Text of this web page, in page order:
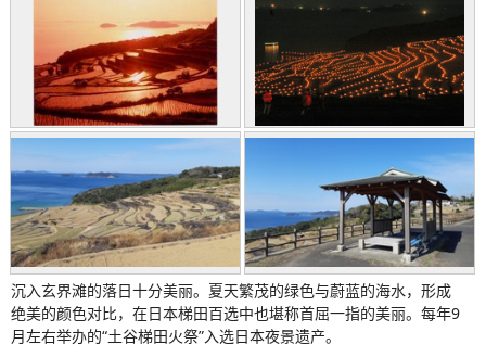
沉入玄界滩的落日十分美丽。夏天繁茂的绿色与蔚蓝的海水，形成
绝美的颜色对比，在日本梯田百选中也堪称首屈一指的美丽。每年9
月左右举办的“土谷梯田火祭”入选日本夜景遗产。